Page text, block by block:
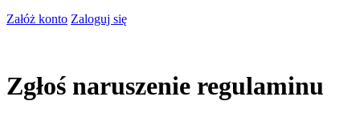
Załóż konto Zaloguj się
Zgłoś naruszenie regulaminu